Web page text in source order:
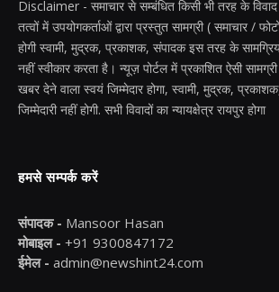
Disclaimer - समाचार से सम्बंधित किसी भी तरह के
तत्वों में उपयोगकर्ताओं द्वारा प्रस्तुत सामग्री ( समाचार /
होगी स्वामी, मुद्रक, प्रकाशक, संपादक इस तरह के
नहीं स्वीकार करता है। न्यूज़ पोर्टल में प्रकाशित ऐसी
खबर देने वाला स्वयं जिम्मेदार होगा, स्वामी, मुद्रक,
जिम्मेदारी नहीं होगी. सभी विवादों का न्यायक्षेत्र रायपुर होगा
हमसे सम्पर्क करें
संपादक - Mansoor Hasan
मोबाइल - +91 9300847172
ईमेल - admin@newshint24.com